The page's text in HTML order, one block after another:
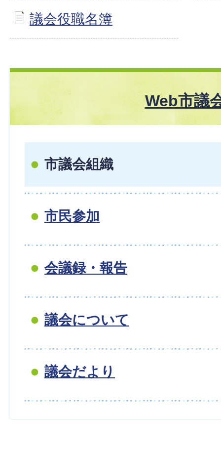
議会役職名簿
Web市議
市議会組織
市民参加
会議録・報告
議会について
議会だより